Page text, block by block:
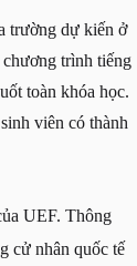
trường dự kiến ở
trình tiếng
toàn khóa học.
viên có thành
UEF. Thông
cử nhân quốc tế